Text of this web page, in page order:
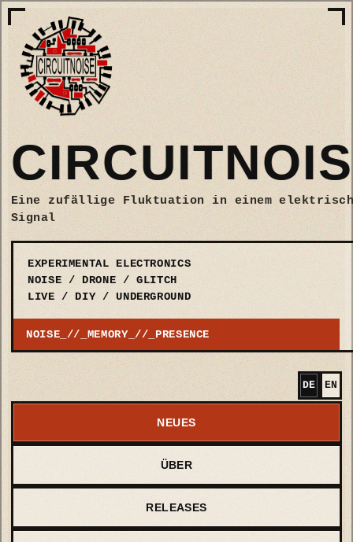
Circuitnoise - Eine zufällige
NEUES
ÜBER
RELEASES
DE EN